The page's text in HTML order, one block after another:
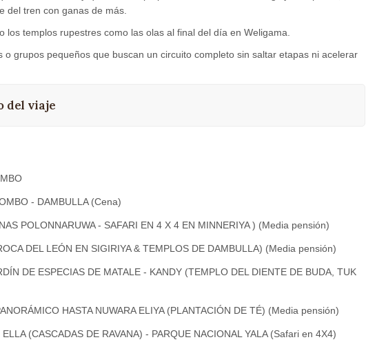
del tren con ganas de más.
los templos rupestres como las olas al final del día en Weligama.
o grupos pequeños que buscan un circuito completo sin saltar etapas ni acelerar
del viaje
- DAMBULLA (Cena)
POLONNARUWA - SAFARI EN 4 X 4 EN MINNERIYA ) (Media pensión)
DEL LEÓN EN SIGIRIYA & TEMPLOS DE DAMBULLA) (Media pensión)
DE ESPECIAS DE MATALE - KANDY (TEMPLO DEL DIENTE DE BUDA, TUK
HASTA NUWARA ELIYA (PLANTACIÓN DE TÉ) (Media pensión)
(CASCADAS DE RAVANA) - PARQUE NACIONAL YALA (Safari en 4X4)